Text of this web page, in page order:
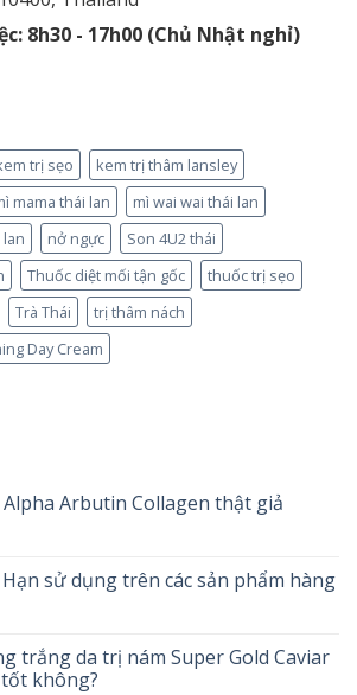
8h30 - 17h00 (Chủ Nhật nghỉ)
trị sẹo
kem trị thâm lansley
mama thái lan
mì wai wai thái lan
nở ngực
Son 4U2 thái
Thuốc diệt mối tận gốc
thuốc trị sẹo
Trà Thái
trị thâm nách
Day Cream
Arbutin Collagen thật giả
Hạn sử dụng trên các sản phẩm hàng
trắng da trị nám Super Gold Caviar
không?